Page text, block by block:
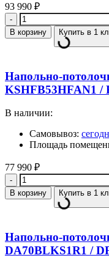
93 990 ₽
Количество
В корзину Купить в 1
Напольно-
KSHFB53HFAN1 /
В наличии:
Самовывоз:
Площадь
77 990 ₽
Количество
В корзину Купить в 1
Напольно-
DA70BLKS1R1 /